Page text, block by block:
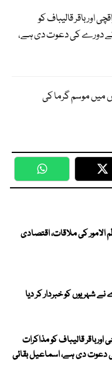
اورباقر قالیباف کو
کے دورے کی دعوت دی ہے،
میں موسم گرما کی
WhatsApp
الامور کی ملاقات، اقتصادی
نے شہریوں کو خبردار کر دیا
قالیباف کو مذاکرات
دعوت دی ہے، اسماعیل بقائی